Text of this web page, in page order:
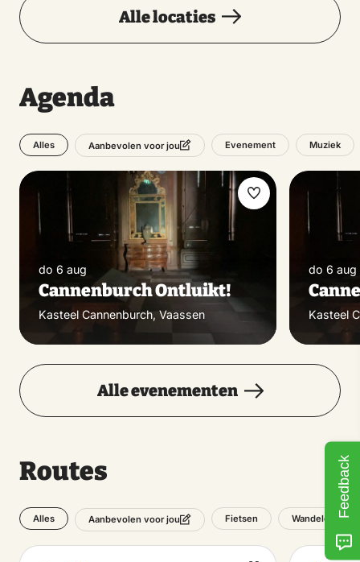
Alle locaties
Agenda
Alles Aanbevolen voor jou Evenement Muziek
do 6 aug
Cannenburch Ontluikt!
Kasteel Cannenburch, Vaassen
Maak
do 6 aug
Kasteel
Alle evenementen
Routes
Alles Aanbevolen voor jou Fietsen Wandelen
Feedback